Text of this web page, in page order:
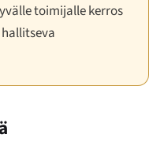
toimijalle kerros